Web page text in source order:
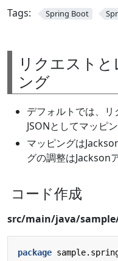
Tags: Spring Boot
リクエスト
ング
デフォルトでは、
JSONとしてマッピ
マッピングは
グの調整はJackson
コード作成
src/main/java/
package